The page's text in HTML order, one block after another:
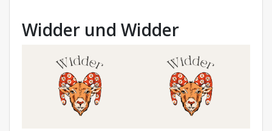
Widder und Widder